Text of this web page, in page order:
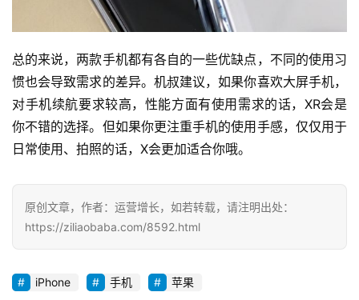
投
稿
每
诗
总的来说，两款手机都有各自的一些优缺点，不同的使用习
惯也会导致需求的差异。机叔建议，如果你喜欢大屏手机，
对手机续航要求较高，性能方面有使用需求的话，XR会是
你不错的选择。但如果你更注重手机的使用手感，仅仅用于
日常使用、拍照的话，X会更加适合你哦。
原创文章，作者：运营增长，如若转载，请注明出处：
https://ziliaobaba.com/8592.html
iPhone 手机 苹果